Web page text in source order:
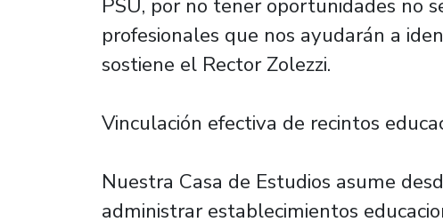
PSU, por no tener oportunidades no
profesionales que nos ayudarán a
sostiene el Rector Zolezzi.
Vinculación efectiva de recintos
Nuestra Casa de Estudios asume
administrar establecimientos